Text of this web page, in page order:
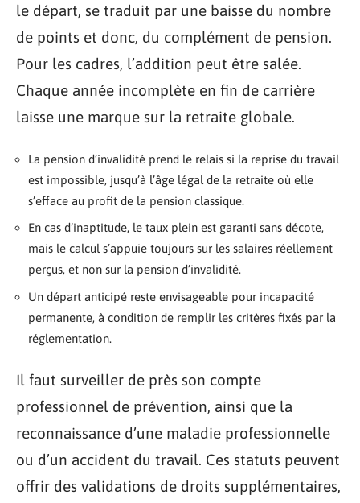
le départ, se traduit par une baisse du nombre
de points et donc, du complément de pension.
Pour les cadres, l’addition peut être salée.
Chaque année incomplète en fin de carrière
laisse une marque sur la retraite globale.
La pension d’invalidité prend le relais si la reprise du travail
est impossible, jusqu’à l’âge légal de la retraite où elle
s’efface au profit de la pension classique.
En cas d’inaptitude, le taux plein est garanti sans décote,
mais le calcul s’appuie toujours sur les salaires réellement
perçus, et non sur la pension d’invalidité.
Un départ anticipé reste envisageable pour incapacité
permanente, à condition de remplir les critères fixés par la
réglementation.
Il faut surveiller de près son compte
professionnel de prévention, ainsi que la
reconnaissance d’une maladie professionnelle
ou d’un accident du travail. Ces statuts peuvent
offrir des validations de droits supplémentaires,